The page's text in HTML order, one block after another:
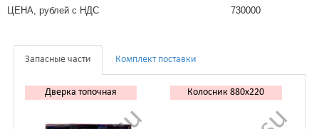
ЦЕНА, рублей с НДС 730000
Запасные части Комплект поставки
Дверка топочная Колосник 880x220